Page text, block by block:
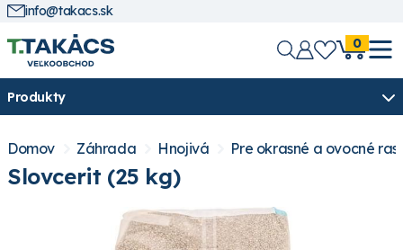
info@takacs.sk
0
Produkty
Domov Záhrada Hnojivá Pre okrasné a ovocné
Slovcerit (25 kg)